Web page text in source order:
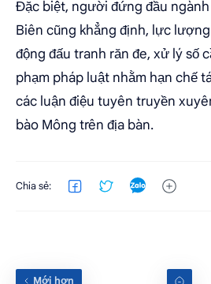
Đặc biệt, người đứng đầu
Biên cũng khẳng định, lực
động đấu tranh răn đe, xử lý số
phạm pháp luật nhằm hạn chế
các luận điệu tuyên truyền
bào Mông trên địa bàn.